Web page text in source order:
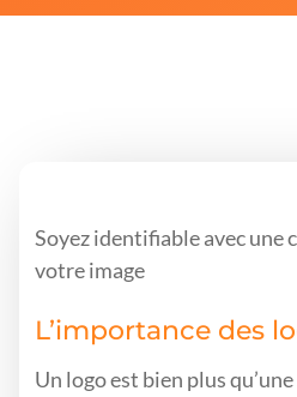
Soyez identifiable avec une
votre image
L’importance des
Un logo est bien plus